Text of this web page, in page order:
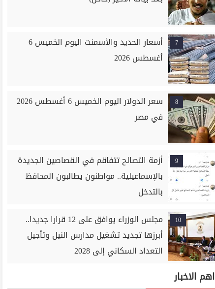
7
أسعار الحديد والأسمنت اليوم الخميس 6
أغسطس 2026
8
سعر الدولار اليوم الخميس 6 أغسطس 2026
في مصر
9
أزمة التصالح تتفاقم في القصاصين الجديدة
بالإسماعيلية.. مواطنون يطالبون المحافظ
بالتدخل
10
مجلس الوزراء يوافق على 12 قرارا جديدا..
أبرزها تجديد تشغيل مدارس النيل وتأجيل
التعداد السكاني إلى 2028
اهم الاخبار